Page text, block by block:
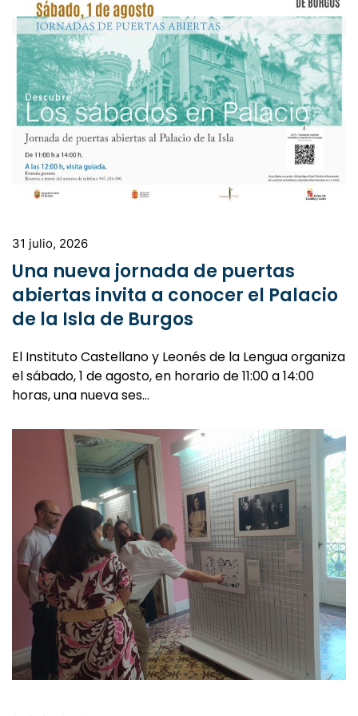
31 julio, 2026
Una nueva jornada de puertas
abiertas invita a conocer el Palacio
El Instituto Castellano y Leonés de la Lengua organiza
el sábado, 1 de agosto, en horario de 11:00 a 14:00